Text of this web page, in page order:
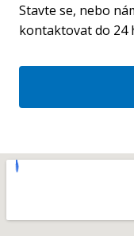
Stavte se, nebo
kontaktovat do 24